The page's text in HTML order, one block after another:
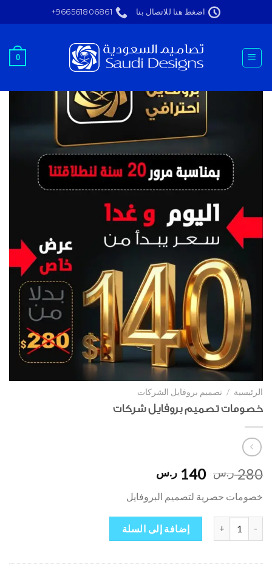
to
اضغط هنا للاتصال بنا 966561806861+
0 تخفيض!
الرئيسية / تصميم بروفايل الشركات
خصومات تصميم بروفايل شركات
280 ر.س السعر
هو:
280 ر.س.
140 ر.س
هو:
140 ر.س.
خصومات حصرية لتصميم البروفايل
كمية خصومات تصميم بروفايل شركات
إضافة إلى السلة